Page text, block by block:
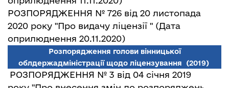
РОЗПОРЯДЖЕННЯ № 726 від 20 листопада
2020 року "Про видачу ліцензії " (Дата
оприлюднення 20.11.2020)
Розпорядження голови вінницької
облдержадміністрації щодо ліцензування
(2019)
РОЗПОРЯДЖЕННЯ № 3 від 04 січня 2019